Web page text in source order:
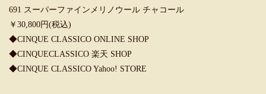
691 スーパーファインメリノウール チャコール
￥30,800円(税込)
◆CINQUE CLASSICO ONLINE SHOP
◆CINQUECLASSICO 楽天 SHOP
◆CINQUE CLASSICO Yahoo! STORE